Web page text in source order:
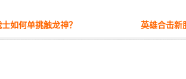
如何单挑触龙神？ 英雄合击新